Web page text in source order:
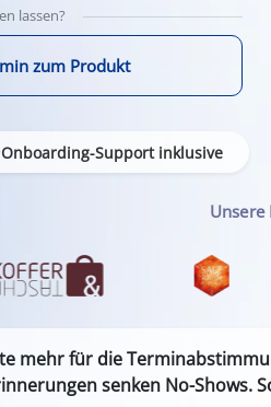
lassen?
zum Produkt
Onboarding-Support inklusive
Unsere
mehr für die
senken No-Shows.